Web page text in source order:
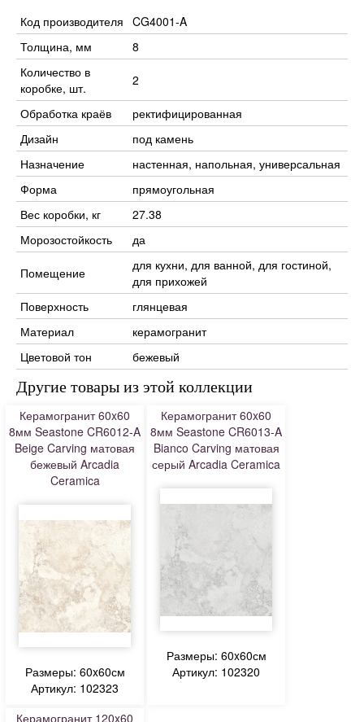
Код производителя CG4001-A
Толщина, мм
8
Количество в
коробке, шт.
2
Обработка краёв
ректифицированная
Дизайн
под камень
Назначение
настенная, напольная, универсальная
Форма
прямоугольная
Вес коробки, кг
27.38
Морозостойкость
да
Помещение
для кухни, для ванной, для гостиной,
для прихожей
Поверхность
глянцевая
Материал
керамогранит
Цветовой тон
бежевый
Другие товары из этой коллекции
Керамогранит 60x60
8мм Seastone CR6012-A
Beige Carving матовая
бежевый Arcadia
Ceramica
Размеры: 60x60см
Артикул: 102323
Керамогранит 60x60
8мм Seastone CR6013-A
Bianco Carving матовая
серый Arcadia Ceramica
Размеры: 60x60см
Артикул: 102320
Керамогранит 120x60